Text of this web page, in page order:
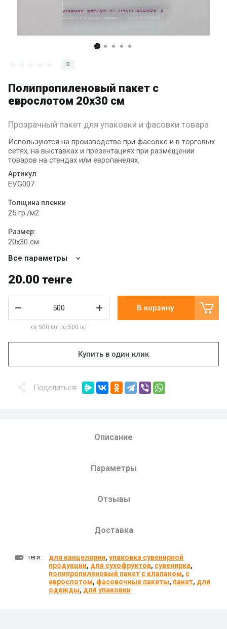
0
Полипропиленовый пакет с
еврослотом 20х30 см
Прозрачный пакет для упаковки и фасовки товара
Используются на производстве при фасовке и в торговых
сетях, на выставках и презентациях при размещении
товаров на стендах или европанелях.
Артикул
EVG007
Толщина пленки
25 гр./м2
Размер:
20х30 см
Все параметры
20.00 тенге
от 500 шт по 500 шт
В корзину
Купить в один клик
Поделиться:
Описание
Параметры
Отзывы
Доставка
теги: для канцелярии, упаковка сувенирной
продукции, для сухофруктов, сувенирка,
полипропиленовый пакет с клапаном, с
еврослотом, фасовочные пакеты, пакет, для
одежды, для упаковки